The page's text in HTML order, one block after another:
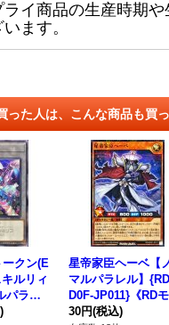
イ商品の生産時期
ます。
った人は、こんな商品も買
ークン(E
ルリィ
パラレ
星帝家臣ヘーベ【
マルパラレル】
D0F-JP011}《RD
スター》
30円(税込)